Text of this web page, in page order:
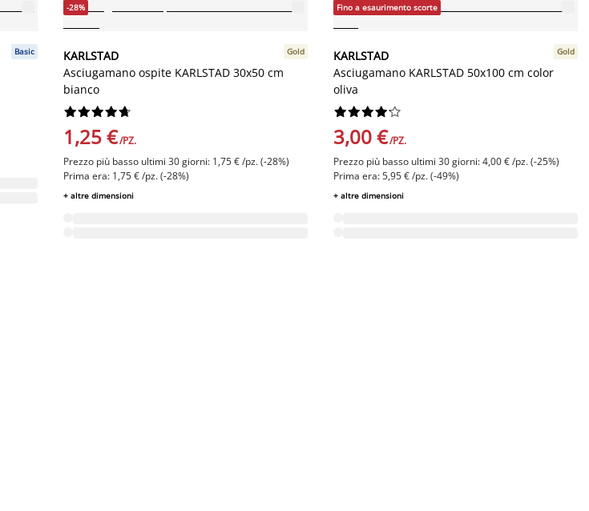
Basic
-28%
KARLSTAD
Asciugamano ospite KARLSTAD 30x50 cm
bianco
Gold






1,25 €/PZ.
Prezzo più basso ultimi 30 giorni: 1,75 € /pz. (-28%)
Prima era: 1,75 € /pz. (-28%)
+ altre dimensioni
Fino a esaurimento scorte
KARLSTAD
Asciugamano KARLSTAD 50x100 cm color
oliva
Gold






3,00 €/PZ.
Prezzo più basso ultimi 30 giorni: 4,00 € /pz. (-25%)
Prima era: 5,95 € /pz. (-49%)
+ altre dimensioni